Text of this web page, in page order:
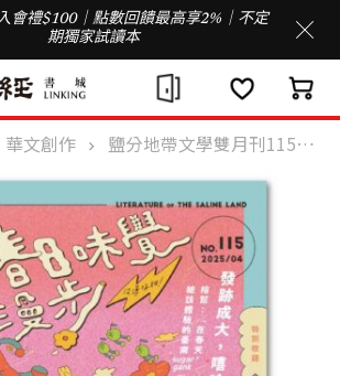
會禮$100｜點數回饋最高享2%｜不定
期獨家試讀本
華文創作 鹽分地帶文學雙月刊115期 2025/04月號（春日味覺漫步）